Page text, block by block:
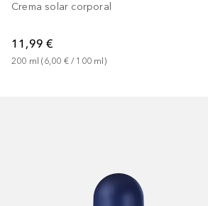
Crema solar corporal
11,99 €
200 ml (6,00 € / 100 ml )